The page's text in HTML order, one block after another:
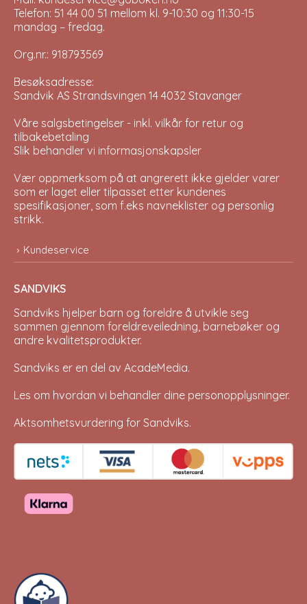
Telefon: 51 44 00 51 mellom kl. 9-10:30 og 11:30-15
mandag – fredag.
Org.nr.: 918793569
Besøksadresse:
Sandvik AS Strandsvingen 14 4032 Stavanger
Våre salgsbetingelser - inkl. vilkår for retur og
tilbakebetaling
Slik behandler vi informasjonskapsler
Vær oppmerksom på at angrerett ikke gjelder varer
som er laget eller tilpasset etter kundenes
spesifikasjoner, som f.eks navneklister og personlig
strikk.
Kundeservice
SANDVIKS
Sandviks hjelper barn og foreldre å utvikle seg
sammen gjennom foreldreveiledning, barnebøker og
andre kvalitetsprodukter.
Sandviks er en del av AcadeMedia.
Les om hvordan vi behandler dine personopplysninger.
Aktsomhetsvurdering for Sandviks.